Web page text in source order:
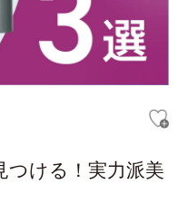
つける！実力派美